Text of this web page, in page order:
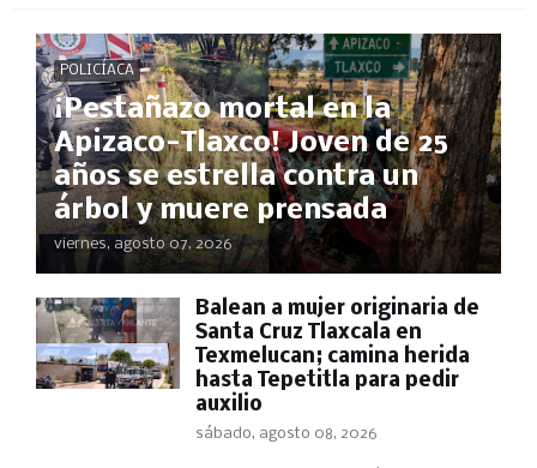
POLICÍACA
¡Pestañazo mortal en la
Apizaco-Tlaxco! Joven de 25
años se estrella contra un
árbol y muere prensada
viernes, agosto 07, 2026
Balean a mujer originaria de
Santa Cruz Tlaxcala en
Texmelucan; camina herida
hasta Tepetitla para pedir
auxilio
sábado, agosto 08, 2026